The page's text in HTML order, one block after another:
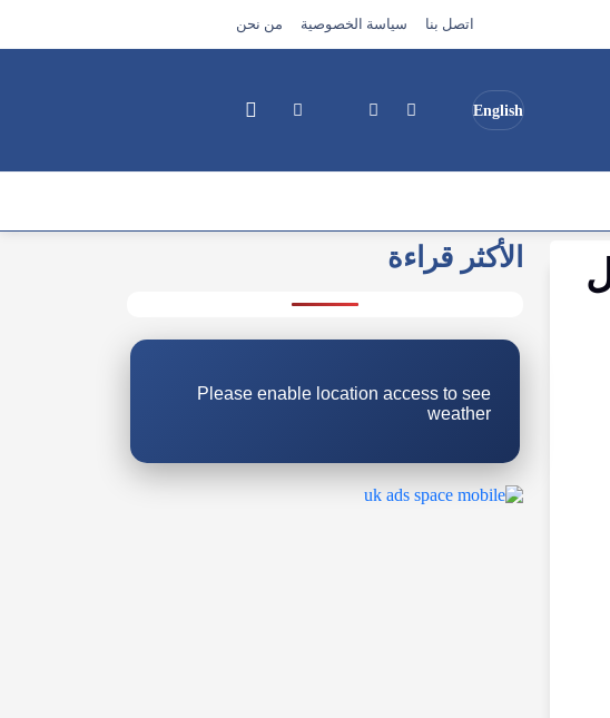
اتصل بنا سياسة الخصوصية من نحن
English
الأكثر قراءة
Please enable location access to see
weather